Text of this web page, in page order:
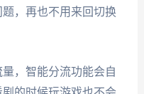
，再也不用来回切换
，智能分流功能会自